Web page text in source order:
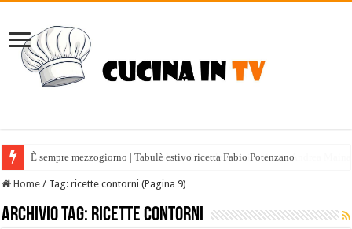
È sempre mezzogiorno | Tabulè estivo ricetta Fabio Potenzano
Home / Tag:ricette contorni (Pagina 9)
Archivio tag: ricette contorni